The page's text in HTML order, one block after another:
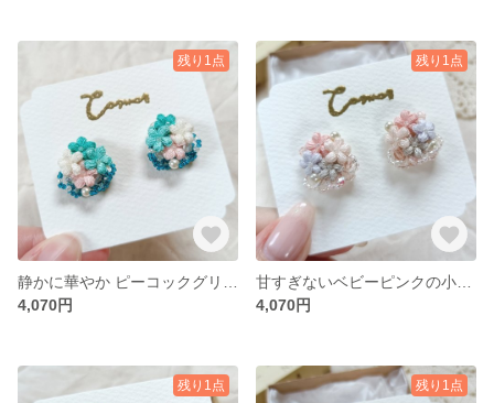
残り1点
4,070円
残り1点
4,070円
残り1点 残り1点